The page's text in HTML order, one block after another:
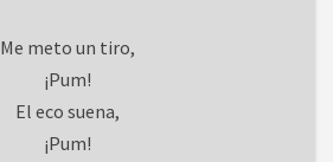
Me meto un tiro,
¡Pum!
El eco suena,
¡Pum!